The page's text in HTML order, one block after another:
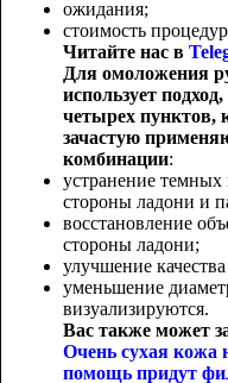
ожидания;
стоимость
Читайте нас в
Для омоложения
использует
четырех пунктов,
зачастую
комбинации:
устранение темных
стороны ладони и
восстановление
стороны ладони;
улучшение
уменьшение
визуализируются.
Вас также может
Очень сухая кожа
помощь придут